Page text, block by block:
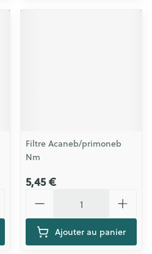
Filtre Acaneb/primoneb
Nm
5,45 €
Ajouter au panier